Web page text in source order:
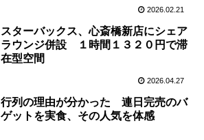
2026.02.21
スターバックス、心斎橋新店にシェア
ラウンジ併設 １時間１３２０円で滞
在型空間
2026.04.27
行列の理由が分かった 連日完売のバ
ゲットを実食、その人気を体感